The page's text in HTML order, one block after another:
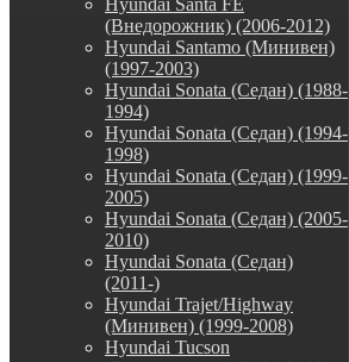
(Внедорожник) (2006-2012)
Hyundai Santamo (Минивен)
(1997-2003)
Hyundai Sonata (Седан) (1988-
1994)
Hyundai Sonata (Седан) (1994-
1998)
Hyundai Sonata (Седан) (1999-
2005)
Hyundai Sonata (Седан) (2005-
2010)
Hyundai Sonata (Седан)
(2011-)
Hyundai Trajet/Highway
(Минивен) (1999-2008)
Hyundai Tucson